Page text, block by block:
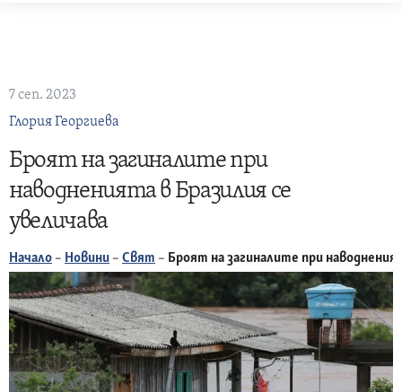
7 сеп. 2023
Глория Георгиева
Броят на загиналите при
наводненията в Бразилия се
увеличава
Начало – Новини – Свят – Броят на загиналите при